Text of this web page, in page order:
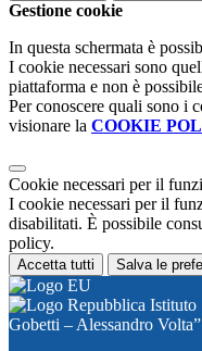
Gestione cookie
In questa schermata è
I cookie necessari sono
piattaforma e non è
Per conoscere quali sono i
visionare la COOKIE
Cookie necessari per il
I cookie necessari per il
disabilitati. È possibile
policy.
Accetta tutti Salva le
Istituto
Gobetti – Alessandro Volta”